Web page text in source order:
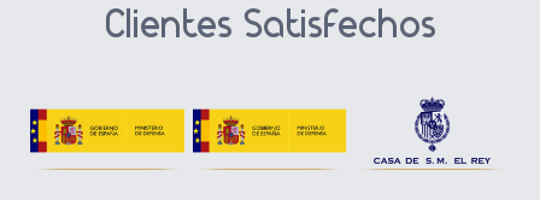
Clientes Satisfechos